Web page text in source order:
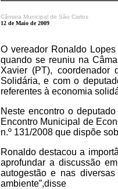
Câmara Municipal de São Carlos
12 de Maio de 2009
O vereador Ronaldo
quando se reuniu na
Xavier (PT), coordenador
Solidária, e com o
referentes à economia
Neste encontro o
Encontro Municipal de
n.º 131/2008 que dispõe
Ronaldo destacou a
aprofundar a discussão
autogestão e nas
ambiente”,disse